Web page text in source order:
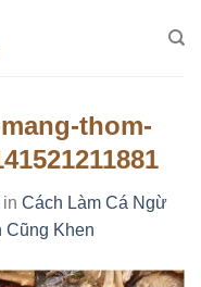
thom-
in Cách Làm Cá Ngừ
Cũng Khen